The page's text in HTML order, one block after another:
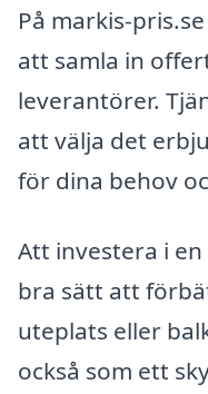
På markis-
att samla in
leverantörer.
att välja det
för dina behov
Att investera i
bra sätt att
uteplats eller
också som ett